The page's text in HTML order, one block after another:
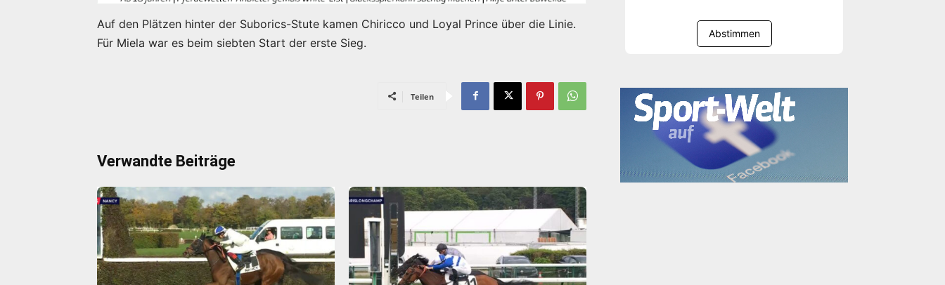
Auf den Plätzen hinter der Suborics-Stute kamen Chiricco und Loyal Prince über die Linie.
Für Miela war es beim siebten Start der erste Sieg.
Teilen
Verwandte Beiträge
Abstimmen